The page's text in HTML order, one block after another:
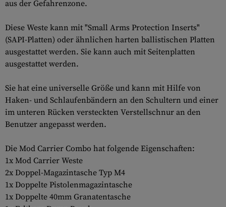
aus der Gefahrenzone.
Diese Weste kann mit "Small Arms Protection Inserts"
(SAPI-Platten) oder ähnlichen harten ballistischen Platten
ausgestattet werden. Sie kann auch mit Seitenplatten
ausgestattet werden.
Sie hat eine universelle Größe und kann mit Hilfe von
Haken- und Schlaufenbändern an den Schultern und einer
im unteren Rücken versteckten Verstellschnur an den
Benutzer angepasst werden.
Die Mod Carrier Combo hat folgende Eigenschaften:
1x Mod Carrier Weste
2x Doppel-Magazintasche Typ M4
1x Doppelte Pistolenmagazintasche
1x Doppelte 40mm Granatentasche